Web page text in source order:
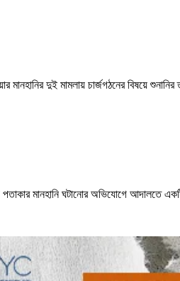
দুই মামলায় চার্জগঠনের বিষয়ে শুনানির
মানহানি ঘটানোর অভিযোগে আদালতে